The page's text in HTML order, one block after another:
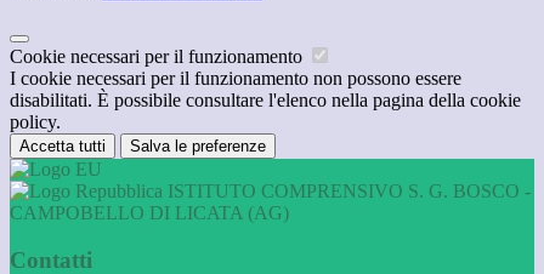
Cookie necessari per il funzionamento
I cookie necessari per il funzionamento non possono essere
disabilitati. È possibile consultare l'elenco nella pagina della cookie
policy.
Accetta tutti Salva le preferenze
ISTITUTO COMPRENSIVO S. G. BOSCO -
CAMPOBELLO DI LICATA (AG)
Contatti